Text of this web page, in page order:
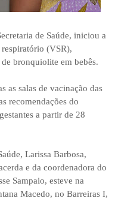
de Saúde, iniciou a
(VSR),
bronquiolite em bebês.
as salas de vacinação das
recomendações do
a partir de 28
Larissa Barbosa,
e da coordenadora do
Sampaio, esteve na
Macedo, no Barreiras I,